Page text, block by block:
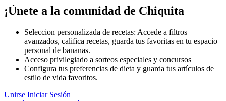
¡Únete a la comunidad de Chiquita
Seleccion personalizada de recetas: Accede a filtros
avanzados, califica recetas, guarda tus favoritas en tu espacio
personal de bananas.
Acceso privilegiado a sorteos especiales y concursos
Configura tus preferencias de dieta y guarda tus artículos de
estilo de vida favoritos.
Unirse Iniciar Sesión